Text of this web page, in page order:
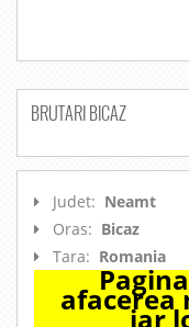
BRUTARI BICAZ
Judet: Neamt
Oras: Bicaz
Tara: Romania
afacerea
iar